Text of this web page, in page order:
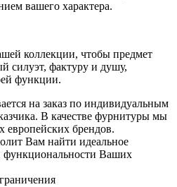
вашего характера.
коллекции, чтобы предмет
силуэт, фактуру и душу,
функции.
на заказ по индивидуальным
В качестве фурнитуры мы
европейских брендов.
Вам найти идеальное
функциональности Ваших